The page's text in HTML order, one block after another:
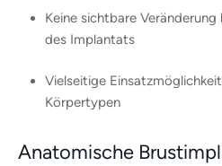
Keine sichtbare
des Implantats
Vielseitige
Körpertypen
Anatomische